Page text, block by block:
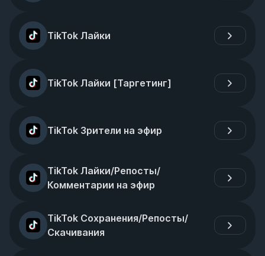
TikTok Лайки
TikTok Лайки [Таргетинг]
TikTok Зрители на эфир
TikTok Лайки/Репосты/
Комментарии на эфир
TikTok Сохранения/Репосты/
Скачивания